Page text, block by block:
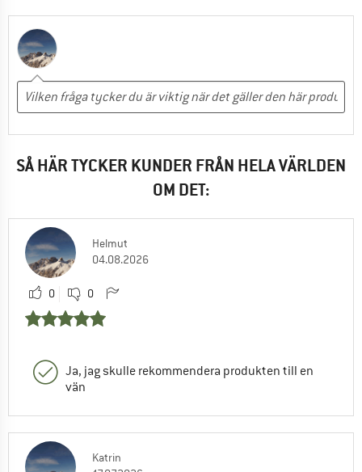
SÅ HÄR TYCKER KUNDER FRÅN HELA VÄRLDEN
OM DET:
Helmut
04.08.2026
0 0
Ja, jag skulle rekommendera produkten till en
vän
Katrin